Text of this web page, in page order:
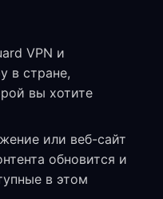
VPN и
в стране,
вы хотите
или веб-сайт
обновится и
в этом